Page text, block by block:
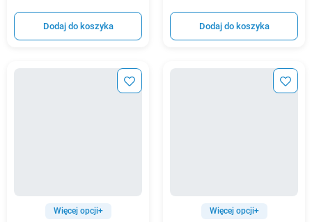
Dodaj do koszyka Dodaj do koszyka
Więcej opcji+ Więcej opcji+